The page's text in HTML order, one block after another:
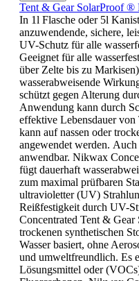
Tent & Gear SolarProof ®
In 1l Flasche oder 5l
anzuwendende, sichere,
UV-Schutz für alle
Geeignet für alle
über Zelte bis zu
wasserabweisende
schützt gegen Alterung
Anwendung kann durch
effektive Lebensdauer
kann auf nassen oder
angewendet werden.
anwendbar. Nikwax
fügt dauerhaft
zum maximal prüfbaren
ultravioletter (UV)
Reißfestigkeit durch UV-
Concentrated Tent &
trockenen synthetischen
Wasser basiert, ohne
und umweltfreundlich. Es
Lösungsmittel oder